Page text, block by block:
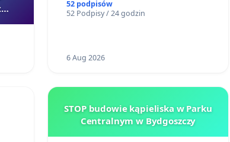
Sokołowskim Ośrodku Kultury
52 podpisów
52 Podpisy / 24 godzin
6 Aug 2026
STOP budowie kąpieliska w Parku
Centralnym w Bydgoszczy